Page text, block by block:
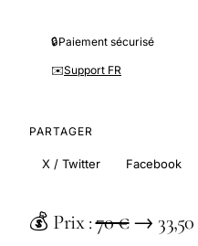
🔒Paiement sécurisé
✉️Support FR
PARTAGER
X / Twitter Facebook
💰 Prix :70 €→